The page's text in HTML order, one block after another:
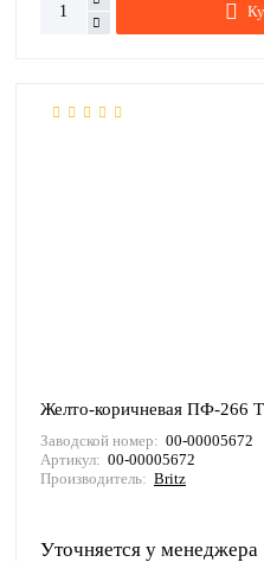
Желто-коричневая ПФ-266
Заводской номер: 00-00005672
Артикул: 00-00005672
Производитель: Britz
Уточняется у менеджера